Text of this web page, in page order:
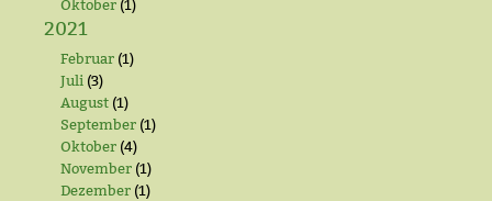
Oktober (1)
2021
Februar (1)
Juli (3)
August (1)
September (1)
Oktober (4)
November (1)
Dezember (1)